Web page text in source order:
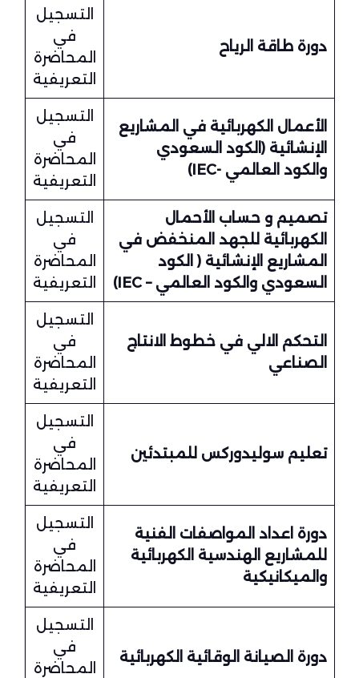
دورة طاقة الرياح
التسجيل
في
المحاضرة
التعريفية
الأعمال الكهربائية في المشاريع
الإنشائية (الكود السعودي
والكود العالمي -IEC)
التسجيل
في
المحاضرة
التعريفية
تصميم و حساب الأحمال
الكهربائية للجهد المنخفض في
المشاريع الإنشائية ( الكود
السعودي والكود العالمي – IEC)
التسجيل
في
المحاضرة
التعريفية
التحكم الالي في خطوط الانتاج
الصناعي
التسجيل
في
المحاضرة
التعريفية
تعليم سوليدوركس للمبتدئين
التسجيل
في
المحاضرة
التعريفية
دورة اعداد المواصفات الفنية
للمشاريع الهندسية الكهربائية
والميكانيكية
التسجيل
في
المحاضرة
التعريفية
دورة الصيانة الوقائية الكهربائية
التسجيل
في
المحاضرة